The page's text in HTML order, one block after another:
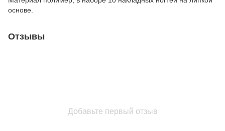
основе.
Отзывы
Добавьте первый отзыв